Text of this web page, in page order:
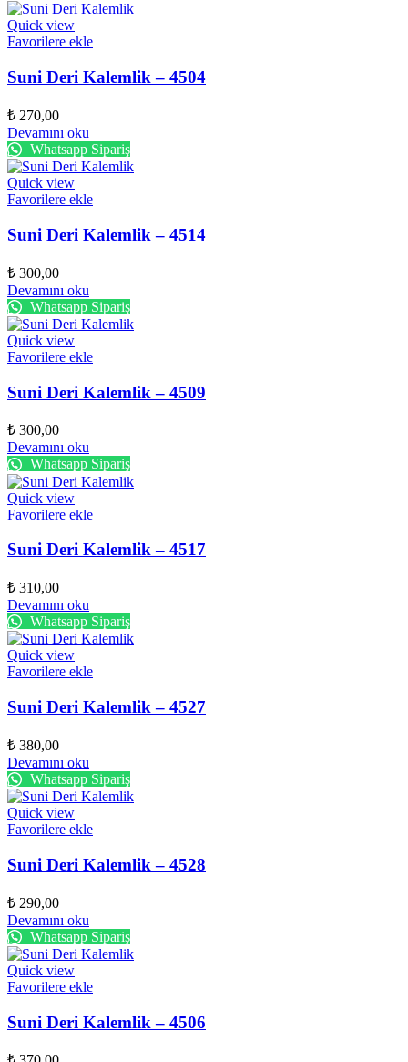
Quick view
Favorilere ekle
Suni Deri Kalemlik – 4504
₺ 270,00
Devamını oku
Whatsapp Sipariş
Quick view
Favorilere ekle
Suni Deri Kalemlik – 4514
₺ 300,00
Devamını oku
Whatsapp Sipariş
Quick view
Favorilere ekle
Suni Deri Kalemlik – 4509
₺ 300,00
Devamını oku
Whatsapp Sipariş
Quick view
Favorilere ekle
Suni Deri Kalemlik – 4517
₺ 310,00
Devamını oku
Whatsapp Sipariş
Quick view
Favorilere ekle
Suni Deri Kalemlik – 4527
₺ 380,00
Devamını oku
Whatsapp Sipariş
Quick view
Favorilere ekle
Suni Deri Kalemlik – 4528
₺ 290,00
Devamını oku
Whatsapp Sipariş
Quick view
Favorilere ekle
Suni Deri Kalemlik – 4506